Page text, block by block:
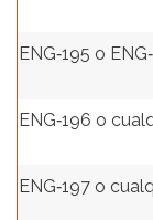
ENG‑195 o
ENG‑196 o
ENG‑197 o